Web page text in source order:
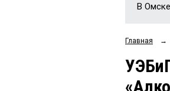
В
Главная →